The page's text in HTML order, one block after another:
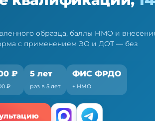
образца, баллы НМО и
с применением ЭО и ДОТ — без
₽
₽
5 лет
раз в 5 лет
ФИС ФРДО
+ НМО